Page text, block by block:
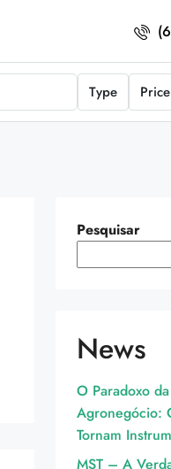
Type Price
Pesquisar
News
O Paradoxo
Agronegócio:
Tornam
MST – A